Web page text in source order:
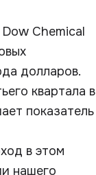
Chemical
долларов.
квартала в
показатель
в этом
нашего